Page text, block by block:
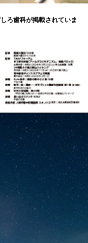
ろ歯科が掲載されていま